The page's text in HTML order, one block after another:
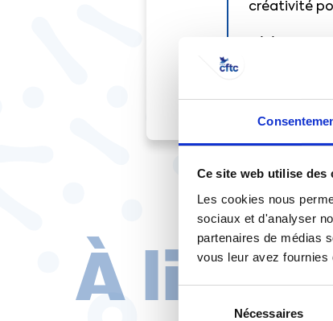
Ce site web utilise des
Les cookies nous
sociaux et d'analyser
partenaires de médias
vous leur avez
Nécessaires
créativité
À lire